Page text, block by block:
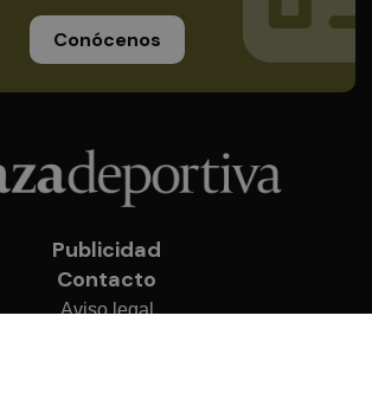
Conócenos
Publicidad
Contacto
Aviso legal